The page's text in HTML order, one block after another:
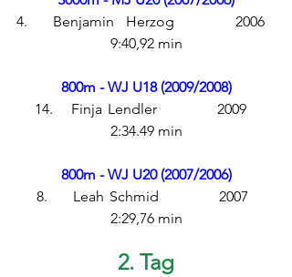
4. 	Benjamin 	Herzog	 	2006
9:40,92 min
800m - WJ U18 (2009/2008)
14. 	Finja	Lendler		2009
2:34.49 min
800m - WJ U20 (2007/2006)
8. 	Leah 	Schmid 		2007
2:29,76 min
2. Tag